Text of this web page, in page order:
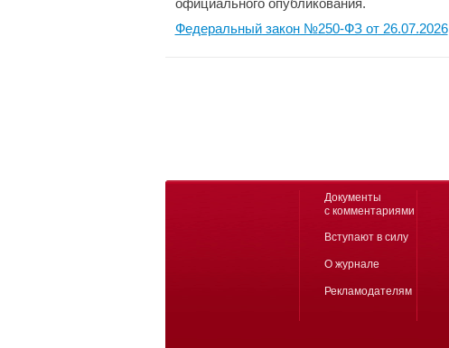
официального опубликования.
Федеральный закон №250-ФЗ от 26.07.2026
Документы
с комментариями
Вступают в силу
О журнале
Рекламодателям